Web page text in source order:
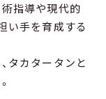
指導や現代的
い手を育成する
タカタータンと